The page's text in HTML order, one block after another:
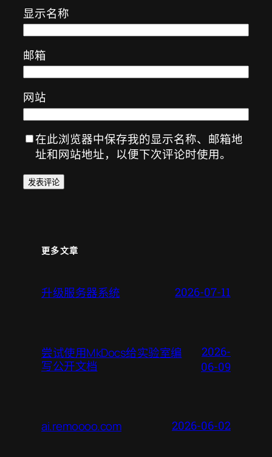
显示名称
邮箱
网站
在此浏览器中保存我的显示名称、邮箱地
址和网站地址，以便下次评论时使用。
更多文章
升级服务器系统 2026-07-11
尝试使用MkDocs给实验室编
写公开文档
2026-
06-09
ai.remoooo.com 2026-06-02